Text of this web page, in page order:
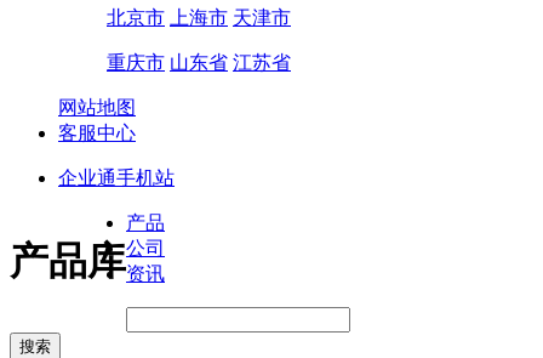
北京市 上海市 天津市
重庆市 山东省 江苏省
网站地图
客服中心
企业通手机站
产品库
产品
公司
资讯